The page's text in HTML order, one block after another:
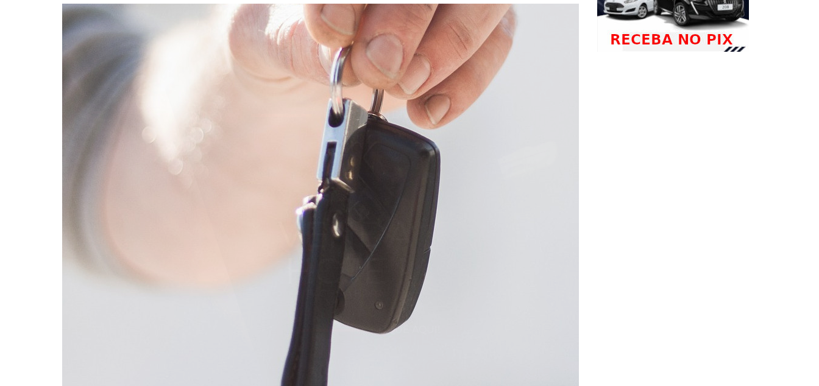
MESMO
FINANCIADO, PAGO A
VISTA
Compro
Seu
Carro
CLIQUE